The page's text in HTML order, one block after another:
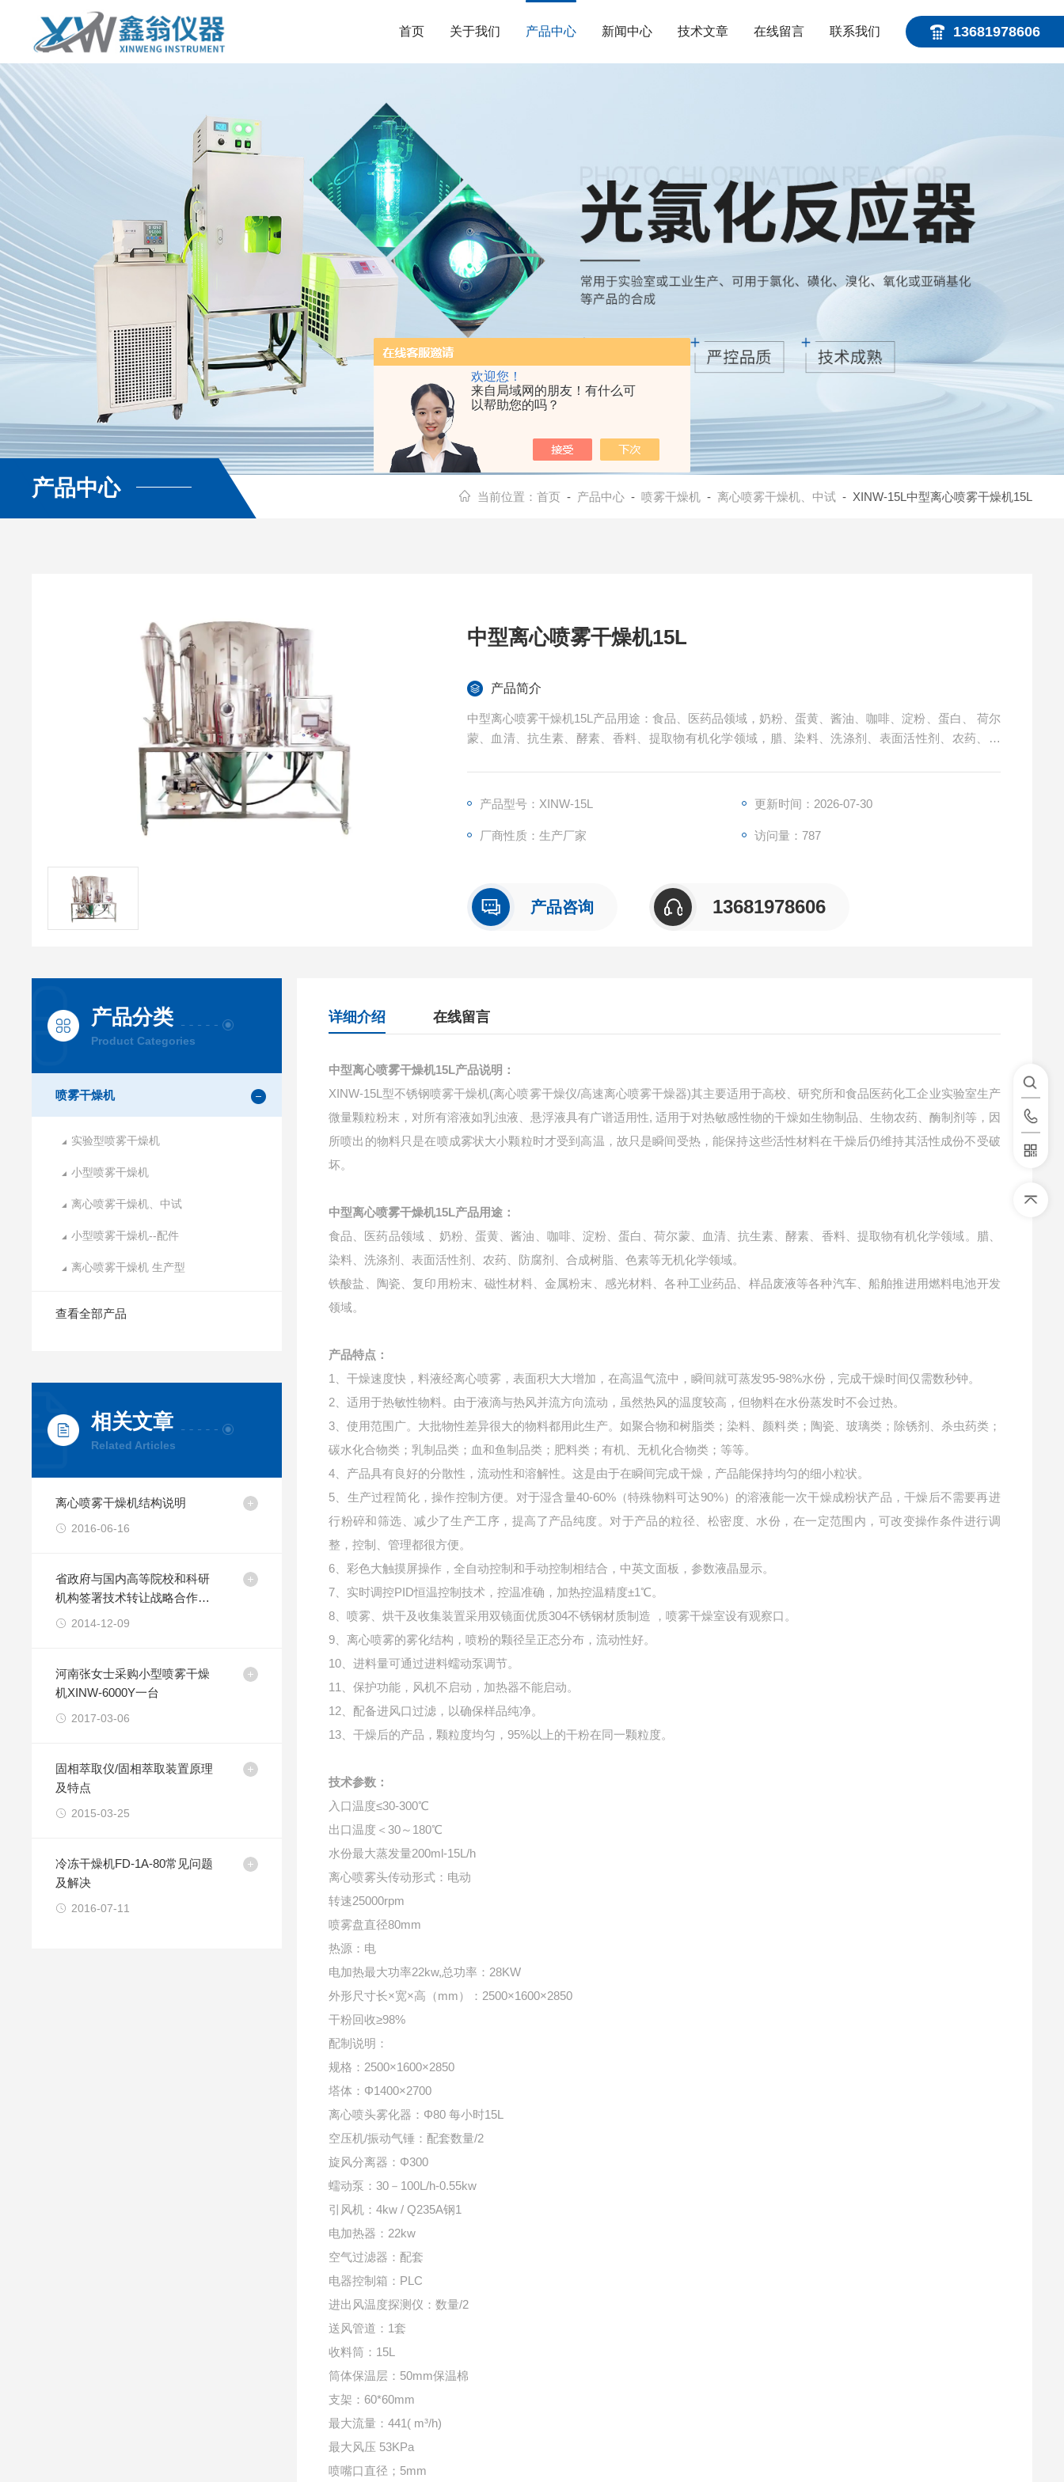
欢迎您！
来自局域网的朋友！有什么可
以帮助您的吗？
13681978606
首页 关于我们 产品中心 新闻中心 技术文章 在线留言 联系我们
查看更多
产品中心 当前位置： 首页 - 产品中心- 喷雾干燥机- 离心喷雾干燥机、中试 - XINW-15L中型离心喷雾干燥机15L
中型离心喷雾干燥机15L
产品简介
中型离心喷雾干燥机15L产品用途：食品、医药品领域，奶粉、蛋黄、酱油、咖啡、淀粉、蛋白、 荷尔
蒙、血清、抗生素、酵素、香料、提取物有机化学领域，腊、染料、洗涤剂、表面活性剂、农药、防
产品型号：XINW-15L 更新时间：2026-07-30
厂商性质：生产厂家 访问量：787
产品咨询 13681978606
产品分类
Product Categories
喷雾干燥机
实验型喷雾干燥机
小型喷雾干燥机
离心喷雾干燥机、中试
小型喷雾干燥机--配件
离心喷雾干燥机 生产型
查看全部产品
相关文章
Related Articles
离心喷雾干燥机结构说明
2016-06-16
省政府与国内高等院校和科研
机构签署技术转让战略合作协
议
2014-12-09
河南张女士采购小型喷雾干燥
机XINW-6000Y一台
2017-03-06
固相萃取仪/固相萃取装置原理
及特点
2015-03-25
冷冻干燥机FD-1A-80常见问题
及解决
2016-07-11
详细介绍 在线留言
中型离心喷雾干燥机15L产品说明：
XINW-15L型不锈钢喷雾干燥机(离心喷雾干燥仪/高速离心喷雾干燥器)其主要适用于高校、研究所和食品医药化工企业实验室生产
微量颗粒粉末，对所有溶液如乳浊液、悬浮液具有广谱适用性, 适用于对热敏感性物的干燥如生物制品、生物农药、酶制剂等，因
所喷出的物料只是在喷成雾状大小颗粒时才受到高温，故只是瞬间受热，能保持这些活性材料在干燥后仍维持其活性成份不受破
坏。
中型离心喷雾干燥机15L产品用途：
食品、医药品领域 、奶粉、蛋黄、酱油、咖啡、淀粉、蛋白、荷尔蒙、血清、抗生素、酵素、香料、提取物有机化学领域。
腊、
染料、洗涤剂、表面活性剂、农药、防腐剂、合成树脂、色素等无机化学领域。
铁酸盐、陶瓷、复印用粉末、磁性材料、金属粉末、感光材料、各种工业药品、样品废液等各种汽车、船舶推进用燃料电池开发
领域。
产品特点：
1、干燥速度快，料液经离心喷雾，表面积大大增加，在高温气流中，瞬间就可蒸发95-98%水份，完成干燥时间仅需数秒钟。
2、适用于热敏性物料。由于液滴与热风并流方向流动，虽然热风的温度较高，但物料在水份蒸发时不会过热。
3、使用范围广。大批物性差异很大的物料都用此生产。如聚合物和树脂类；染料、颜料类；陶瓷、玻璃类；除锈剂、杀虫药类；
碳水化合物类；乳制品类；血和鱼制品类；肥料类；有机、无机化合物类；等等。
4、产品具有良好的分散性，流动性和溶解性。这是由于在瞬间完成干燥，产品能保持均匀的细小粒状。
5、生产过程简化，操作控制方便。对于湿含量40-60%（特殊物料可达90%）的溶液能一次干燥成粉状产品，干燥后不需要再进
行粉碎和筛选、减少了生产工序，提高了产品纯度。对于产品的粒径、松密度、水份，在一定范围内，可改变操作条件进行调
整，控制、管理都很方便。
6、彩色大触摸屏操作，全自动控制和手动控制相结合，中英文面板，参数液晶显示。
7、实时调控PID恒温控制技术，控温准确，加热控温精度±1℃。
8、喷雾、烘干及收集装置采用双镜面优质304不锈钢材质制造 ，喷雾干燥室设有观察口。
9、离心喷雾的雾化结构，喷粉的颗径呈正态分布，流动性好。
10、进料量可通过进料蠕动泵调节。
11、保护功能，风机不启动，加热器不能启动。
12、配备进风口过滤，以确保样品纯净。
13、干燥后的产品，颗粒度均匀，95%以上的干粉在同一颗粒度。
技术参数：
入口温度≤30-300℃
出口温度＜30～180℃
水份最大蒸发量200ml-15L/h
离心喷雾头传动形式：电动
转速25000rpm
喷雾盘直径80mm
热源：电
电加热最大功率22kw,总功率：28KW
外形尺寸长×宽×高（mm）：2500×1600×2850
干粉回收≥98%
配制说明：
规格：2500×1600×2850
塔体：Φ1400×2700
离心喷头雾化器：Φ80 每小时15L
空压机/振动气锤：配套数量/2
旋风分离器：Φ300
蠕动泵：30－100L/h-0.55kw
引风机：4kw / Q235A钢1
电加热器：22kw
空气过滤器：配套
电器控制箱：PLC
进出风温度探测仪：数量/2
送风管道：1套
收料筒：15L
筒体保温层：50mm保温棉
支架：60*60mm
最大流量：441( m³/h)
最大风压 53KPa
喷嘴口直径；5mm